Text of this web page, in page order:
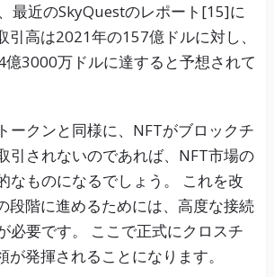
最近のSkyQuestのレポート[15]に
引高は2021年の157億ドルに対し、
3000万ドルに達すると予想されて
ークンと同様に、NFTがブロックチ
引されないのであれば、NFT市場の
なものになるでしょう。 これを改
段階に進めるためには、高度な接続
必要です。 ここで正式にクロスチ
が発揮されることになります。